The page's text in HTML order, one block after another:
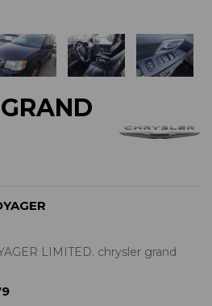
LIMITED. chrysler grand